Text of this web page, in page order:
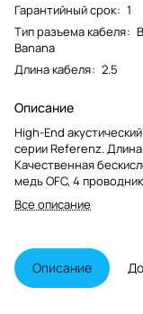
Гарантийный срок: 1
Тип разъема кабеля:
Banana
Длина кабеля: 2.5
Описание
High-End
серии Referenz. Длина
Качественная
медь OFC, 4
(2х2,97мм2), 37
проводов в каждом.
BFA Banana. В
перчатки.
Все описание
Описание